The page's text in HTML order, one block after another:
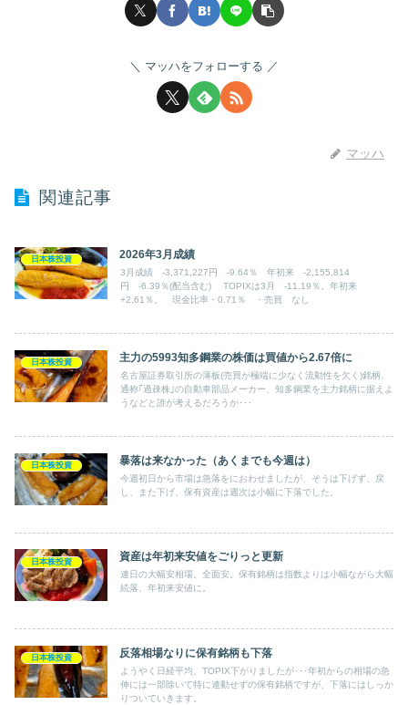
マッハをフォローする
マッハ
関連記事
日本株投資 2026年3月成績
3月成績 -3,371,227円 -9.64％ 年初来 ‐2,155,814
円 -6.39％(配当含む) TOPIXは3月 -11.19％。年初来
+2.61％。 現金比率・0.71％ ・売買 なし
日本株投資 主力の5993知多鋼業の株価は買値から2.67倍に
名古屋証券取引所の薄板(売買が極端に少なく流動性を欠く)銘柄、
通称｢過疎株｣の自動車部品メーカー、知多鋼業を主力銘柄に据えよ
うなどと誰が考えるだろうか･･･
日本株投資 暴落は来なかった（あくまでも今週は）
今週初日から市場は急落をにおわせましたが、そうは下げず、戻
し、また下げ、保有資産は週次は小幅に下落でした。
日本株投資 資産は年初来安値をごりっと更新
連日の大幅安相場。全面安。保有銘柄は指数よりは小幅ながら大幅
続落、年初来安値に。
日本株投資 反落相場なりに保有銘柄も下落
ようやく日経平均、TOPIX下がりましたが･･･年初からの相場の急
伸には一部除いて特に連動せずの保有銘柄ですが、下落にはしっか
りついていきます。